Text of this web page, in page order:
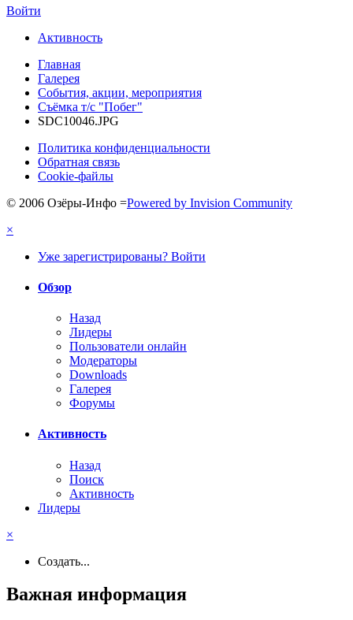
Войти
Активность
Главная
Галерея
События, акции, мероприятия
Съёмка т/с "Побег"
SDC10046.JPG
Политика конфиденциальности
Обратная связь
Cookie-файлы
© 2006 Озёры-Инфо =Powered by Invision Community
×
Уже зарегистрированы? Войти
Обзор
Назад
Лидеры
Пользователи онлайн
Модераторы
Downloads
Галерея
Форумы
Активность
Назад
Поиск
Активность
Лидеры
×
Создать...
Важная информация